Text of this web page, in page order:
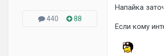
440 88
Напайка
Если кому